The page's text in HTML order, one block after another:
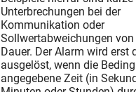
Unterbrechungen bei der
Kommunikation oder
Sollwertabweichungen von
Dauer. Der Alarm wird erst
ausgelöst, wenn die
angegebene Zeit (in